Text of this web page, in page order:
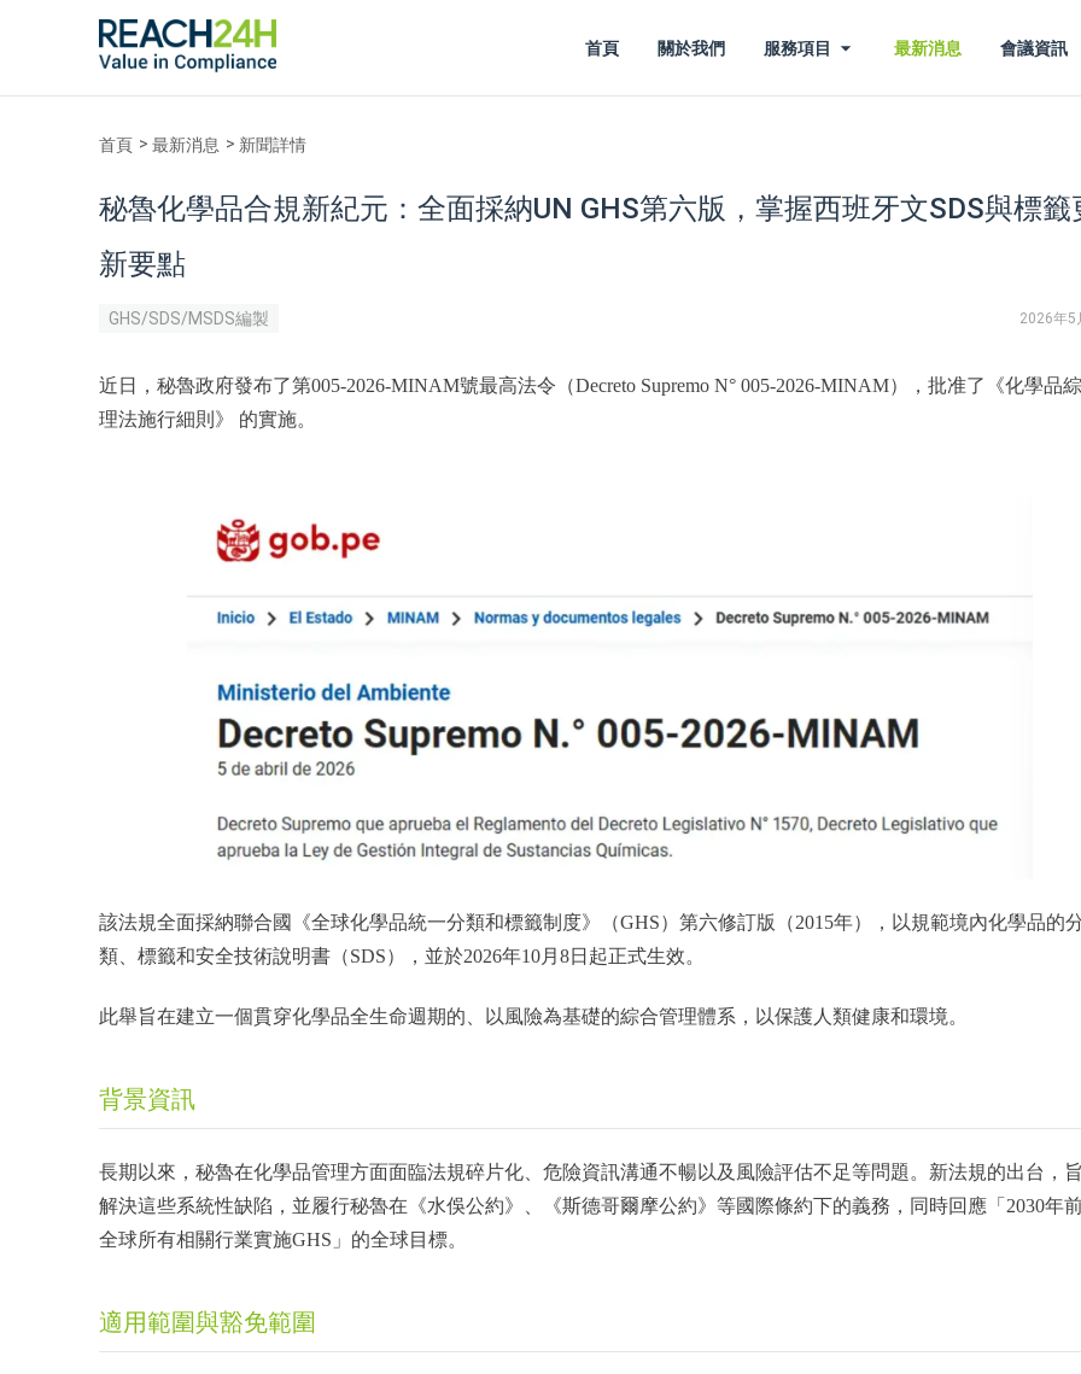
首頁 關於我們 服務項目 最新消息 會議資訊
首頁 最新消息 新聞詳情
秘魯化學品合規新紀元：全面採納UN GHS第六版，掌握西班牙文SDS與標籤
新要點
GHS/SDS/MSDS編製 2026年5
近日，秘魯政府發布了第005-2026-MINAM號最高法令（Decreto Supremo N° 005-2026-MINAM），批准了《化學品
理法施行細則》 的實施。
該法規全面採納聯合國《全球化學品統一分類和標籤制度》（GHS）第六修訂版（2015年），以規範境內化學品的
類、標籤和安全技術說明書（SDS），並於2026年10月8日起正式生效。
此舉旨在建立一個貫穿化學品全生命週期的、以風險為基礎的綜合管理體系，以保護人類健康和環境。
背景資訊
長期以來，秘魯在化學品管理方面面臨法規碎片化、危險資訊溝通不暢以及風險評估不足等問題。新法規的出台，
解決這些系統性缺陷，並履行秘魯在《水俁公約》、《斯德哥爾摩公約》等國際條約下的義務，同時回應「2030年
全球所有相關行業實施GHS」的全球目標。
適用範圍與豁免範圍